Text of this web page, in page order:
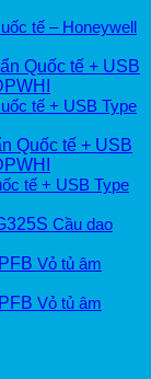
tế – Honeywell
tế + USB Type
tế + USB Type
Cầu dao
Vỏ tủ âm
Vỏ tủ âm